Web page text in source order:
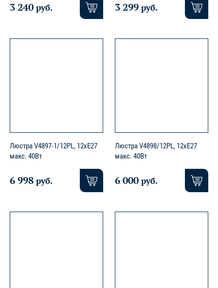
3 240 руб. 3 299 руб.
Люстра V4897-1/12PL, 12xE27
макс. 40Вт
6 998 руб.
Люстра V4898/12PL, 12xE27
макс. 40Вт
6 000 руб.